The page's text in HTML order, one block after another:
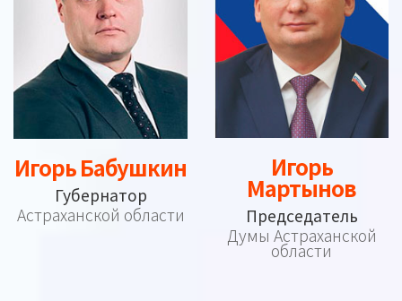
Игорь Бабушкин
Губернатор
Астраханской области
Игорь
Мартынов
Председатель
Думы Астраханской
области